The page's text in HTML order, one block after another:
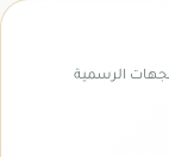
الرسمية